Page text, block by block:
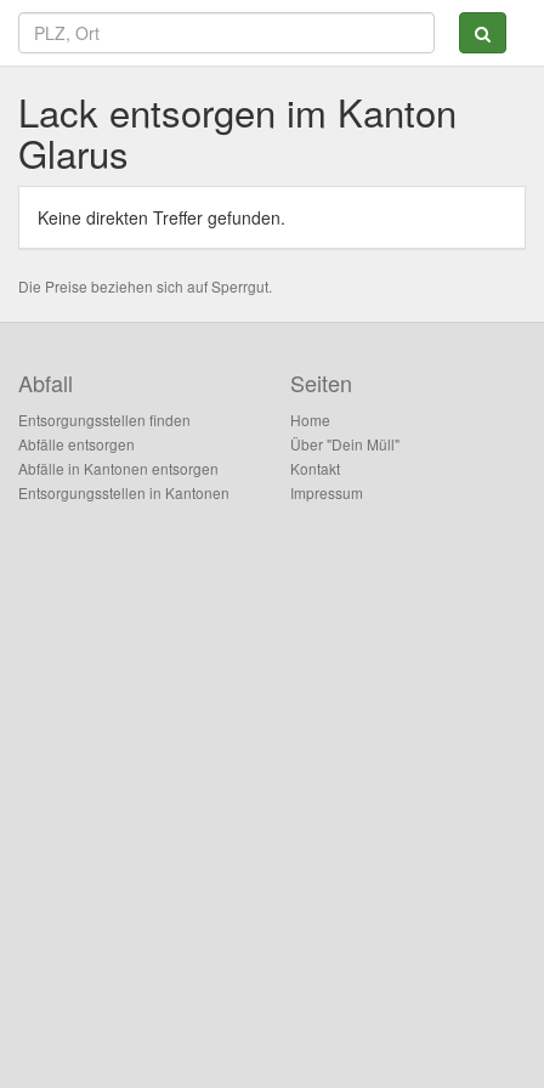
Lack entsorgen im Kanton
Glarus
Keine direkten Treffer gefunden.
Die Preise beziehen sich auf Sperrgut.
Abfall
Entsorgungsstellen finden
Abfälle entsorgen
Abfälle in Kantonen entsorgen
Entsorgungsstellen in Kantonen
Seiten
Home
Über "Dein Müll"
Kontakt
Impressum